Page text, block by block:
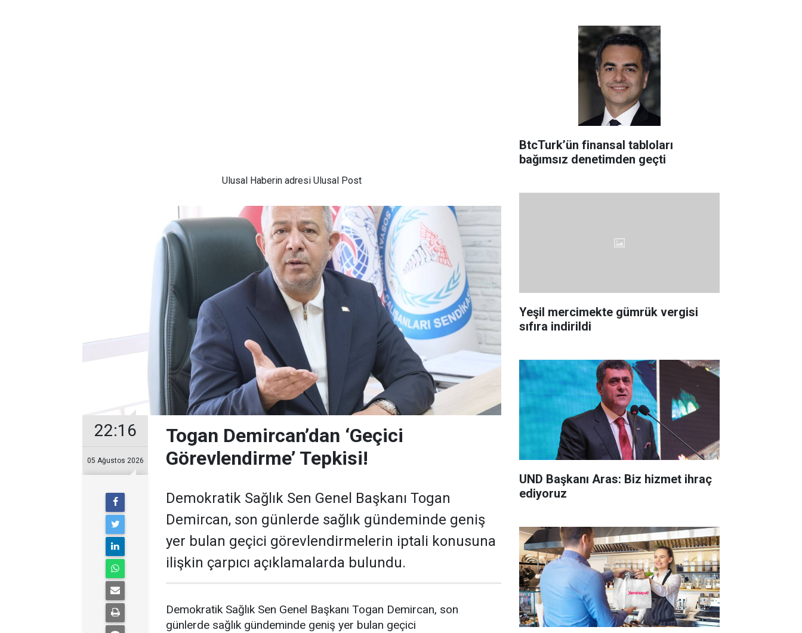
Ulusal Haberin adresi Ulusal Post
22:16
05 Ağustos 2026
Togan Demircan’dan ‘Geçici
Görevlendirme’ Tepkisi!
Demokratik Sağlık Sen Genel Başkanı Togan
Demircan, son günlerde sağlık gündeminde geniş
yer bulan geçici görevlendirmelerin iptali konusuna
ilişkin çarpıcı açıklamalarda bulundu.
Demokratik Sağlık Sen Genel Başkanı Togan Demircan, son
günlerde sağlık gündeminde geniş yer bulan geçici
BtcTurk’ün finansal tabloları
bağımsız denetimden geçti
Yeşil mercimekte gümrük vergisi
sıfıra indirildi
UND Başkanı Aras: Biz hizmet ihraç
ediyoruz